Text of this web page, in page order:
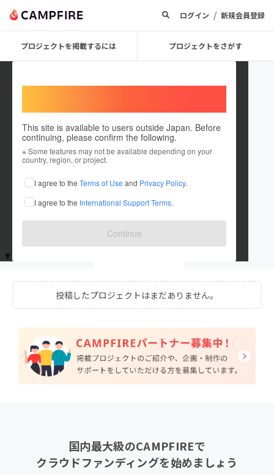
ログイン / 新規会員登録
プロジェクトを掲載するには プロジェクトをさがす
This site is available to users outside Japan. Before
continuing, please confirm the following.
※ Some features may not be available depending on your
country, region, or project.
I agree to the Terms of Use and Privacy Policy.
I agree to the International Support Terms.
Continue
Osamu Suzumura
出身国：日本 出身地：愛知県
投稿したプロジェクトはまだありません。
国内最大級のCAMPFIREで
クラウドファンディングを始めましょう